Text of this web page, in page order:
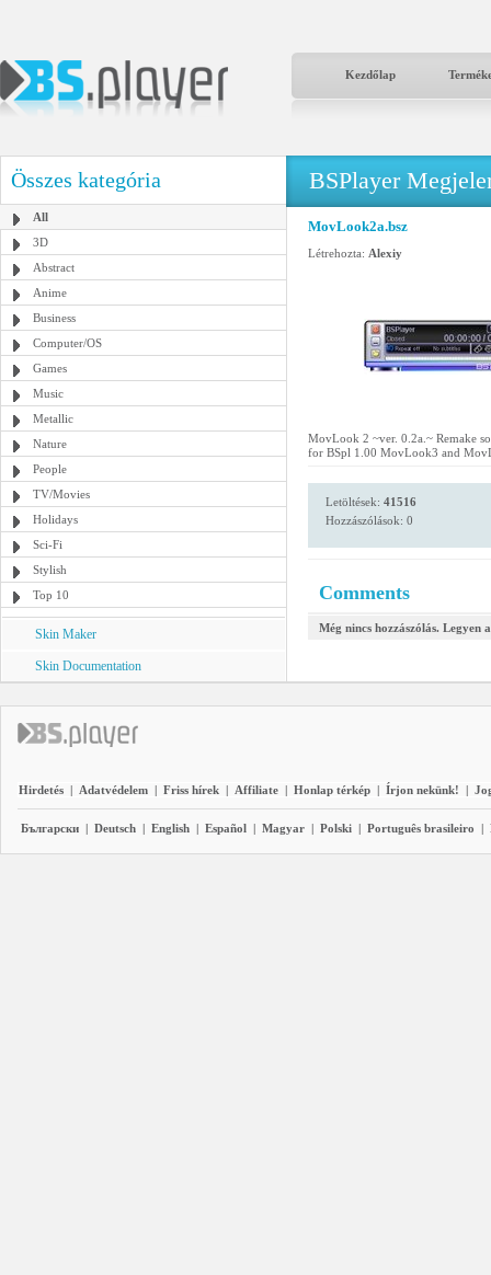
Kezdőlap
Összes kategória
All
3D
Abstract
Anime
Business
Computer/OS
Games
Music
Metallic
Nature
People
TV/Movies
Holidays
Sci-Fi
Stylish
Top 10
Skin Maker
Skin Documentation
BSPlayer
MovLook2a.bsz
Létrehozta: Alexiy
MovLook 2 ~ver. 0.2a.~ Remake
for BSpl 1.00 MovLook3 and
Letöltések: 41516
Hozzászólások: 0
Comments
Még nincs hozzászólás. Legyen
Hirdetés | Adatvédelem | Friss hírek | Affiliate | Honlap térkép | Írjon nekünk! |
Български | Deutsch | English | Español | Magyar | Polski | Português brasileiro |